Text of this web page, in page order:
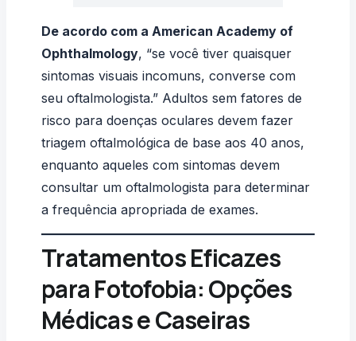
De acordo com a American Academy of
Ophthalmology, “se você tiver quaisquer
sintomas visuais incomuns, converse com
seu oftalmologista.” Adultos sem fatores de
risco para doenças oculares devem fazer
triagem oftalmológica de base aos 40 anos,
enquanto aqueles com sintomas devem
consultar um oftalmologista para determinar
a frequência apropriada de exames.
Tratamentos Eficazes
para Fotofobia: Opções
Médicas e Caseiras